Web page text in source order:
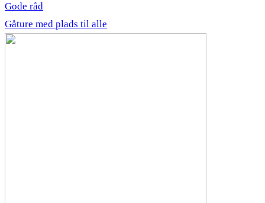
Gode råd
Gåture med plads til alle